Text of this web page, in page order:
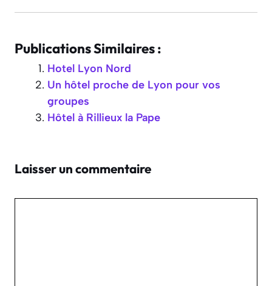
Publications Similaires :
Hotel Lyon Nord
Un hôtel proche de Lyon pour vos
groupes
Hôtel à Rillieux la Pape
Laisser un commentaire